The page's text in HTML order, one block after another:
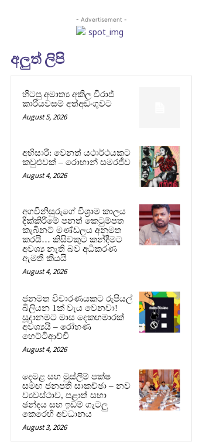
- Advertisement -
අලුත් ලිපි
හිටපු අමාත්‍ය අකිල විරාජ්
කාරියවසම් අත්අඩංගුවට
August 5, 2026
අභිසාරී: වෙනත් යථාර්ථයකට
කවුළුවක් – රොහාන් සමරජීව
August 4, 2026
අගවිනිසුරුගේ විශ්‍රාම කාලය
දික්කිරීමේ පනත් කෙටුම්පත
කැබිනට් මණ්ඩලය අනුමත
කරයි… කිසිවකුට කන්දීමට
අවශ්‍ය නැති බව අධිකරණ
ඇමති කියයි
August 4, 2026
ජනමත විචාරණයකට රුපියල්
බිලියන 1ක් වැය වෙනවා!
සූදානමට මාස දෙකහමාරක්
අවශ්‍යයි – රෝහණ
හෙට්ටිආච්චි
August 4, 2026
දෙමළ සහ මුස්ලිම් පක්ෂ
සමඟ ජනපති සාකච්ඡා – නව
ව්‍යවස්ථාව, පළාත් සභා
ඡන්දය සහ ඉඩම් ගැටලු
කෙරෙහි අවධානය
August 3, 2026